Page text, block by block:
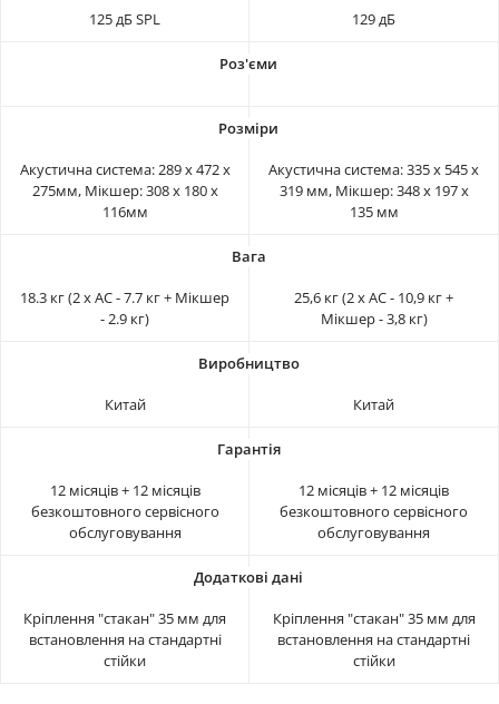
125 дБ SPL 129 дБ
Акустична система: 289 x 472 x
275мм, Мікшер: 308 x 180 x
116мм
Акустична система: 335 x 545 x
319 мм, Мікшер: 348 x 197 x
135 мм
18.3 кг (2 x АС - 7.7 кг + Мікшер
- 2.9 кг)
25,6 кг (2 x АС - 10,9 кг +
Мікшер - 3,8 кг)
Китай Китай
12 місяців + 12 місяців
безкоштовного сервісного
обслуговування
12 місяців + 12 місяців
безкоштовного сервісного
обслуговування
Кріплення "стакан" 35 мм для
встановлення на стандартні
стійки
Кріплення "стакан" 35 мм для
встановлення на стандартні
стійки